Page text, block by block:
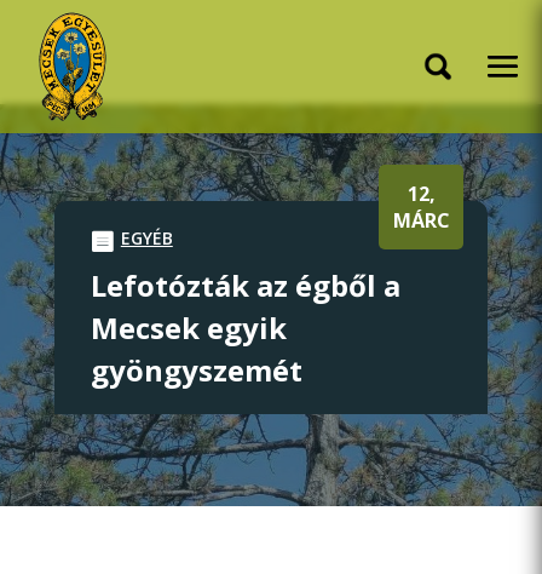
12,
MÁRC
EGYÉB
Lefotózták az égből a
Mecsek egyik
gyöngyszemét